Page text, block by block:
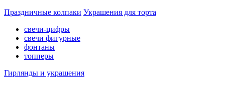
Праздничные колпаки Украшения для торта
свечи-цифры
свечи фигурные
фонтаны
топперы
Гирлянды и украшения